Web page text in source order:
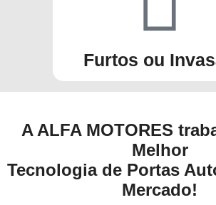
Furtos ou
A ALFA MOTORES
Melhor
Tecnologia de Portas
Mercado!